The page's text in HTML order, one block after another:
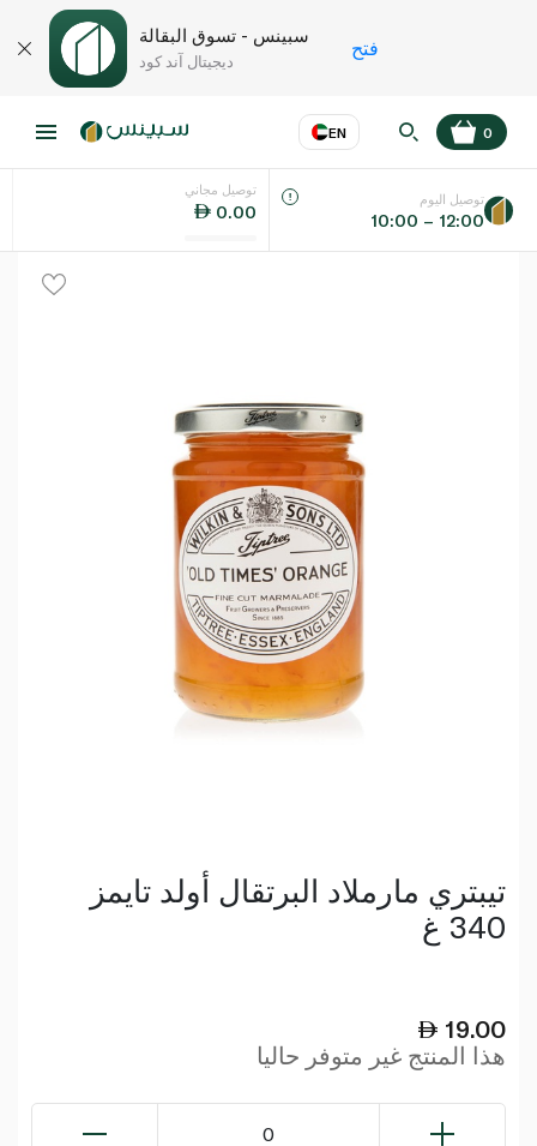
سبينس - تسوق البقالة
ديجيتال آند كود
فتح
EN
اللغة عر
0
توصيل مجاني
0.00
توصيل اليوم
10:00 – 12:00
تيبتري مارملاد البرتقال أولد تايمز
340 غ
19.00
هذا المنتج غير متوفر حاليا
0